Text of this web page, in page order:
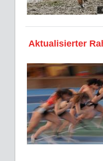
Aktualisierter